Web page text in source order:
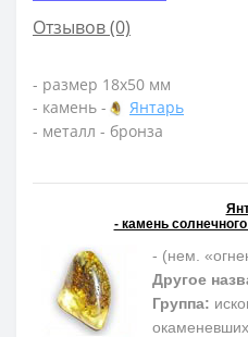
Отзывов (0)
- размер 18х50 мм
- камень -
Янтарь
- металл - бронза
- камень
- (нем.
Другое
Группа: